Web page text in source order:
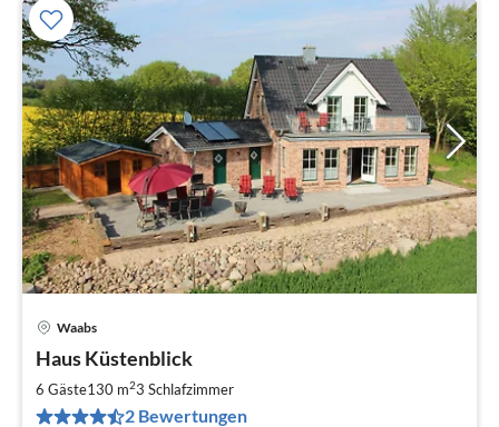
Waabs
Haus Küstenblick
6 Gäste130 m23 Schlafzimmer
2 Bewertungen